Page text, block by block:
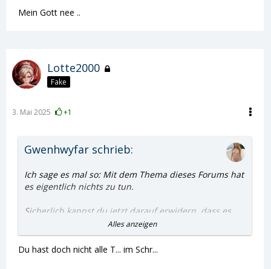
Mein Gott nee ..
Lotte2000
Fake
3. Mai 2025 +1
Gwenhwyfar schrieb:
Ich sage es mal so: Mit dem Thema dieses Forums hat
es eigentlich nichts zu tun.
Sicherlich kannst du jetzt darauf erwidern, dass es
doch sein könnte bzw. von euch so gemeint sei, dass
die Frau beim Analverkehr eben vollständig entkleidet
ist, der Mann aber immer noch ein T-Shirt, Socken o.
Alles anzeigen
Du hast doch nicht alle T... im Schr...